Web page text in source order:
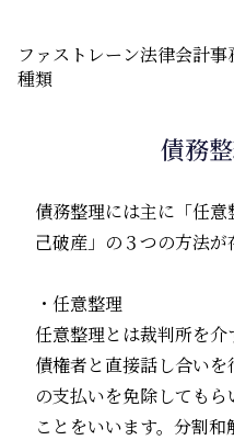
ファストレーン法律会計事
種類
債務
債務整理には主に「任
己破産 」の３つの方法が
・任意整理
任意整理とは裁判所を
債権者と直接話し合い
の支払いを免除しても
ことをいいます。分割